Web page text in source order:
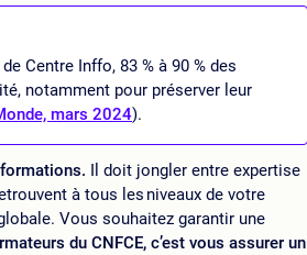
Centre Inffo, 83 % à 90 % des
notamment pour préserver leur
mars 2024).
Il doit jongler entre expertise
à tous les niveaux de votre
Vous souhaitez garantir une
du CNFCE, c’est vous assurer un